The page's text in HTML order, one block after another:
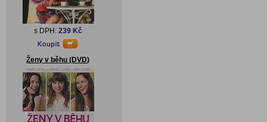
s DPH: 239 Kč
Ženy v běhu (DVD)